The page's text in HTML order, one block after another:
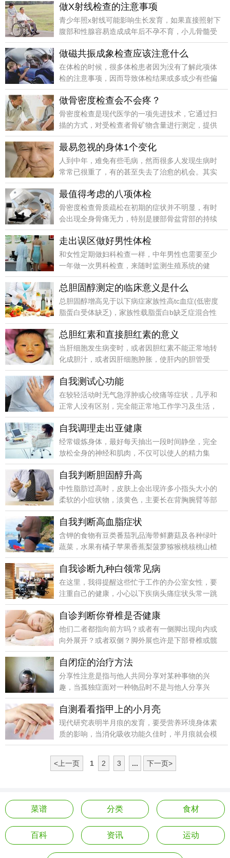
做X射线检查的注意事项
青少年照x射线可能影响生长发育，如果直接照射下
腹部和性腺容易造成成年后不孕不育，小儿骨髓受
照射后患白血病的危险性要比成人大，因此青少年
体检时不需把x检查列为常规检查。
做磁共振成象检查应该注意什么
在体检的时候，很多体检患者因为没有了解此项体
检的注意事项，因而导致体检结果或多或少有些偏
差，所以，了解好体检的注意事项，对体检结果也
是有影响的。体内有磁铁类物
做骨密度检查会不会疼？
骨密度检查是现代医学的一项先进技术，它通过扫
描的方式，对受检查者骨矿物含量进行测定，提供
有价值的可比性数据，诊断全身各种疾病对骨代谢
的影响均有很重要的作用。
最易忽视的身体1个变化
人到中年，难免有些毛病，然而很多人发现生病时
常常已很重了，有的甚至失去了治愈的机会。其实
大部分疾病在发作前都有一些告警信号，依据这些
信号对照自己的身体状况，会对早期发现身
最值得考虑的八项体检
骨密度检查骨质疏松在初期的症状并不明显，有时
会出现全身骨痛无力，特别是腰部骨盆背部的持续
性疼痛，许多人误以为是腰椎的问题。
走出误区做好男性体检
和女性定期做妇科检查一样，中年男性也需要至少
一年做一次男科检查，来随时监测生殖系统的健
康，以便“有病治病，无病防病”。
总胆固醇测定的临床意义是什么
总胆固醇增高见于以下病症家族性高tc血症(低密度
脂蛋白受体缺乏)，家族性载脂蛋白b缺乏症混合性
高脂蛋白血症。
总胆红素和直接胆红素的意义
当肝细胞发生病变时，或者因胆红素不能正常地转
化成胆汁，或者因肝细胞肿胀，使肝内的胆管受
压，排泄胆汁受阻，使血中的胆红素升高，这时就
发生了肝细胞性黄疸。
自我测试心功能
在较轻活动时无气急浮肿或心绞痛等症状，几乎和
正常人没有区别，完全能正常地工作学习及生活，
甚至能胜任较重的劳动或体育活动。
自我调理走出亚健康
经常锻炼身体，最好每天抽出一段时间静坐，完全
放松全身的神经和肌肉，不仅可以使人的精力集
中，而且可以调节内脏器官的状态。
自我判断胆固醇升高
中性脂肪过高时，皮肤上会出现许多小指头大小的
柔软的小痘状物，淡黄色，主要长在背胸腕臂等部
位，不痛不痒。
自我判断高血脂症状
含钾的食物有豆类番茄乳品海带鲜蘑菇及各种绿叶
蔬菜，水果有橘子苹果香蕉梨菠萝猕猴桃核桃山楂
西瓜等。
自我诊断九种白领常见病
在这里，我得提醒这些忙于工作的办公室女性，要
注重自己的健康，小心以下疾病头痛症状头常一跳
一跳地痛，或好像有东西缠着头部，绞着痛，并伴
有眩晕现象。
自诊判断你脊椎是否健康
他们二者都指向前方吗？或者有一侧脚出现向内或
向外展开？或者双侧？脚外展也许是下部脊椎或髋
骨的问题，或头颈部或颅骨基底部的压力不均衡的
信号。
自闭症的治疗方法
分享性注意是指与他人共同分享对某种事物的兴
趣，当孤独症面对一种物品时不是与他人分享兴
趣，而是要得到它，这种障碍是孤独症的早期症状
之一。
自测看看指甲上的小月亮
现代研究表明半月痕的发育，要受营养环境身体素
质的影响，当消化吸收功能久佳时，半月痕就会模
糊减少，甚至消失。
<上一页 1 2 3 ... 下一页>
菜谱 分类 食材
百科 资讯 运动